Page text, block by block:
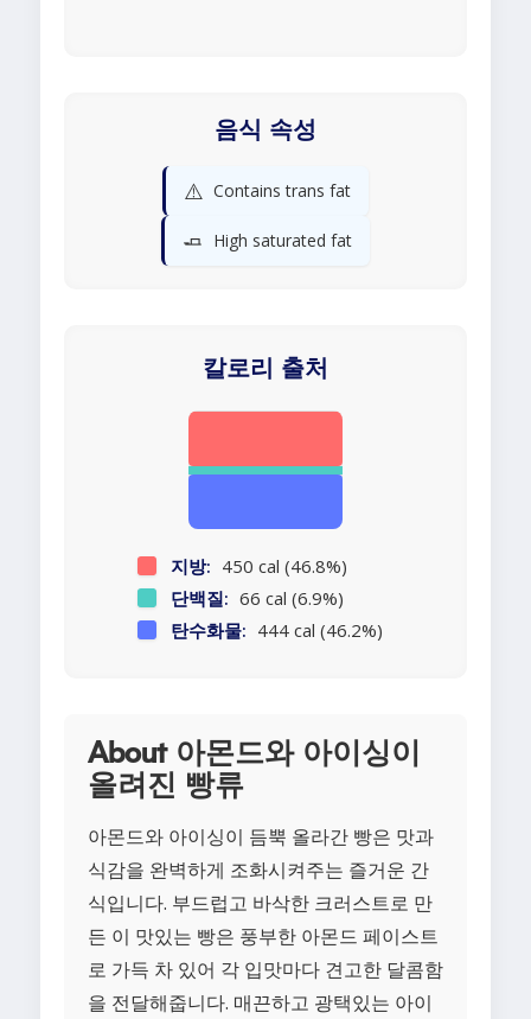
음식 속성
⚠️ Contains trans fat
🧈 High saturated fat
칼로리 출처
지방: 450 cal (46.8%)
단백질: 66 cal (6.9%)
탄수화물: 444 cal (46.2%)
About 아몬드와 아이싱이
올려진 빵류
아몬드와 아이싱이 듬뿍 올라간 빵은 맛과
식감을 완벽하게 조화시켜주는 즐거운 간
식입니다. 부드럽고 바삭한 크러스트로 만
든 이 맛있는 빵은 풍부한 아몬드 페이스트
로 가득 차 있어 각 입맛마다 견고한 달콤함
을 전달해줍니다. 매끈하고 광택있는 아이